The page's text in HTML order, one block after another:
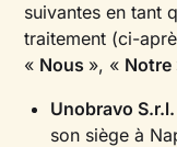
suivantes en tant
traitement (ci-
« Nous », « Notre
Unobravo S.r.l.
son siège à